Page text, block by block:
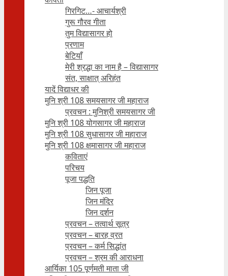
गिरगिट…- आचार्यश्री
गुरू गौरव गीता
तुम विद्यासागर हो
प्रणाम
बेटियाँ
मेरी श्रद्धा का नाम है – विद्यासागर
संत, साक्षात् अरिहंत
यादें विद्याधर की
मुनि श्री 108 समयसागर जी महाराज
प्रवचन : मुनिश्री समयसागर जी
मुनि श्री 108 योगसागर जी महाराज
मुनि श्री 108 सुधासागर जी महाराज
मुनि श्री 108 क्षमासागर जी महाराज
कविताएं
परिचय
पूजा पद्धति
जिन पूजा
जिन मंदिर
जिन दर्शन
प्रवचन – तत्वार्थ सूत्र
प्रवचन – बारह व्रत
प्रवचन – कर्म सिद्धांत
प्रवचन – श्रम की आराधना
आर्यिका 105 पूर्णमती माता जी